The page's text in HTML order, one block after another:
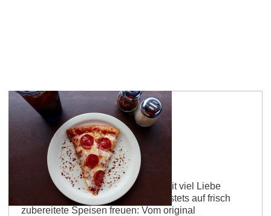
Guntersblum
Pizzeria Da Paolo
Willkommen bei Paolo! Hier wird mit viel Liebe
gekocht und die Gäste dürfen sich stets auf frisch
zubereitete Speisen freuen: Vom original